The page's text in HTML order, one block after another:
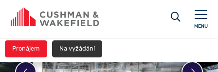
MENU
Pronájem Na vyžádání